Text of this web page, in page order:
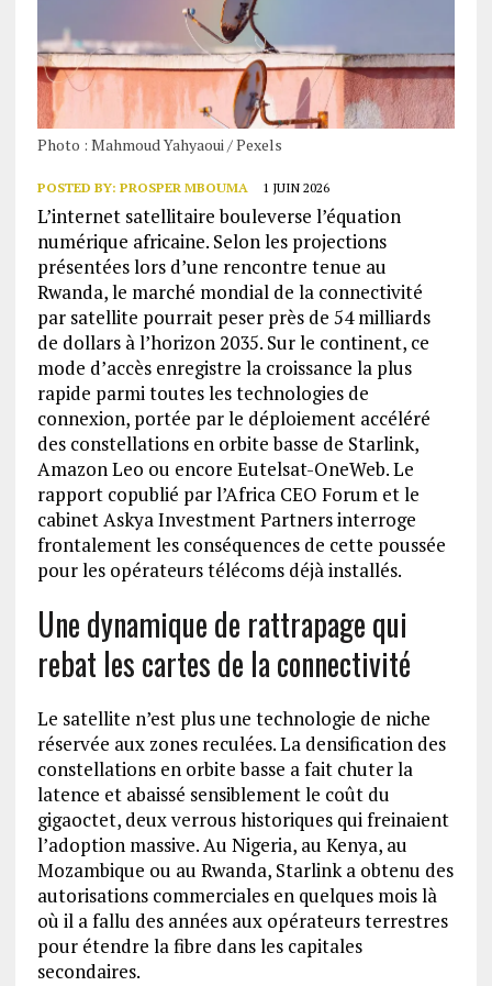
Photo : Mahmoud Yahyaoui / Pexels
POSTED BY: PROSPER MBOUMA 1 JUIN 2026
L’internet satellitaire bouleverse l’équation
numérique africaine. Selon les projections
présentées lors d’une rencontre tenue au
Rwanda, le marché mondial de la connectivité
par satellite pourrait peser près de 54 milliards
de dollars à l’horizon 2035. Sur le continent, ce
mode d’accès enregistre la croissance la plus
rapide parmi toutes les technologies de
connexion, portée par le déploiement accéléré
des constellations en orbite basse de Starlink,
Amazon Leo ou encore Eutelsat-OneWeb. Le
rapport copublié par l’Africa CEO Forum et le
cabinet Askya Investment Partners interroge
frontalement les conséquences de cette poussée
pour les opérateurs télécoms déjà installés.
Une dynamique de rattrapage qui
rebat les cartes de la connectivité
Le satellite n’est plus une technologie de niche
réservée aux zones reculées. La densification des
constellations en orbite basse a fait chuter la
latence et abaissé sensiblement le coût du
gigaoctet, deux verrous historiques qui freinaient
l’adoption massive. Au Nigeria, au Kenya, au
Mozambique ou au Rwanda, Starlink a obtenu des
autorisations commerciales en quelques mois là
où il a fallu des années aux opérateurs terrestres
pour étendre la fibre dans les capitales
secondaires.